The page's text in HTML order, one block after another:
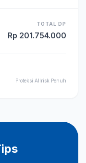
TOTAL DP
Rp 201.754.000
Proteksi Allrisk Penuh